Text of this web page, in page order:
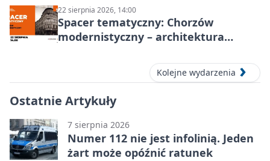
22 sierpnia 2026, 14:00
Spacer tematyczny: Chorzów
modernistyczny – architektura
Kolejne wydarzenia
Ostatnie Artykuły
7 sierpnia 2026
Numer 112 nie jest infolinią. Jeden
żart może opóźnić ratunek